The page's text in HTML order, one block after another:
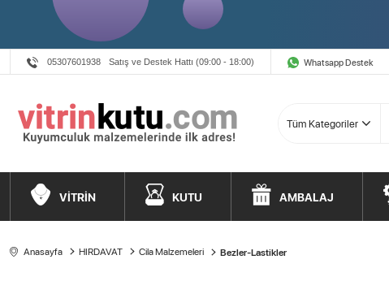
05307601938 Satış ve Destek Hattı (09:00 - 18:00) Whatsapp Destek
VİTRİN KUTU AMBALAJ
Anasayfa HIRDAVAT Cila Malzemeleri Bezler-Lastikler